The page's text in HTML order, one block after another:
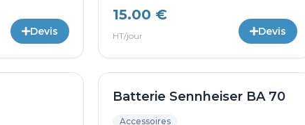
Devis
15.00 €
HT/jour Devis
Batterie Sennheiser BA 70
Accessoires